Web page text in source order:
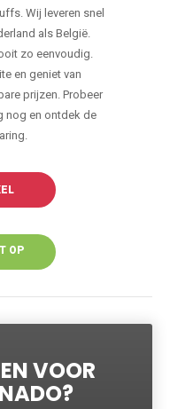
Wij leveren snel
als België.
zo eenvoudig.
en geniet van
prijzen. Probeer
nog en ontdek de
OP
VOOR